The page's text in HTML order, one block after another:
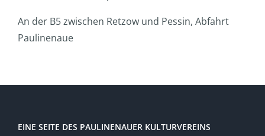
An der B5 zwischen Retzow und Pessin, Abfahrt
Paulinenaue
EINE SEITE DES PAULINENAUER KULTURVEREINS